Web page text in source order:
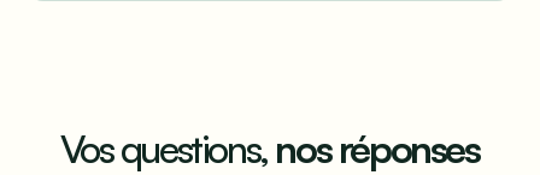
Vos questions, nos réponses